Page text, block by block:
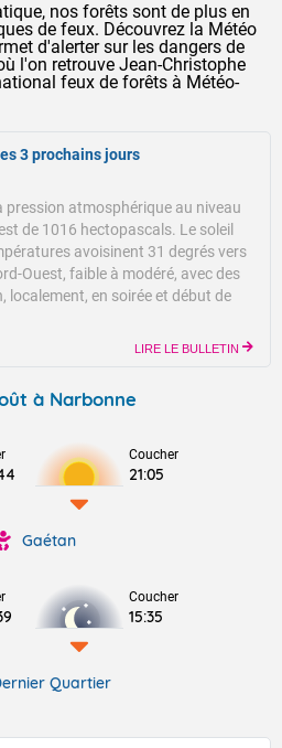
nos forêts sont de plus en
de feux. Découvrez la Météo
d'alerter sur les dangers de
l'on retrouve Jean-Christophe
feux de forêts à Météo-
3 prochains jours
pression atmosphérique au niveau
de 1016 hectopascals. Le soleil
avoisinent 31 degrés vers
Ouest, faible à modéré, avec des
localement, en soirée et début de
LIRE LE BULLETIN
à Narbonne
Coucher
21:05
Gaétan
Coucher
15:35
Quartier